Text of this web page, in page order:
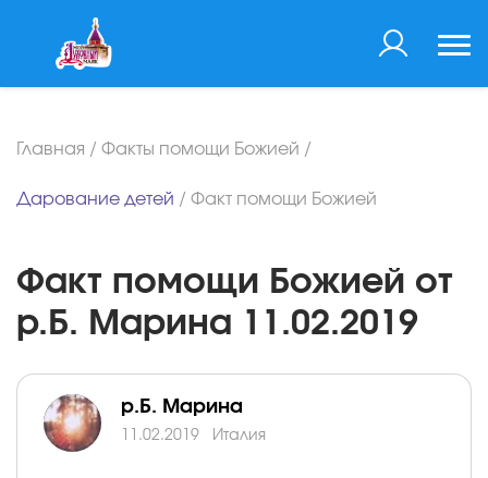
Главная / Факты помощи Божией /
Дарование детей / Факт помощи Божией
Факт помощи Божией от
р.Б. Марина 11.02.2019
р.Б. Марина
11.02.2019 Италия